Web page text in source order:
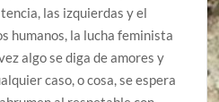
las izquierdas y el
humanos, la lucha feminista
algo se diga de amores y
caso, o cosa, se espera